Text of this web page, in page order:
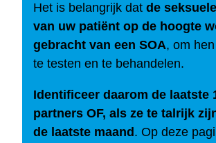
Het is belangrijk dat de
van uw patiënt op de hoogte
gebracht van een SOA, om
te testen en te behandelen.
Identificeer daarom de laatste
partners OF, als ze te talrijk
de laatste maand . Op deze